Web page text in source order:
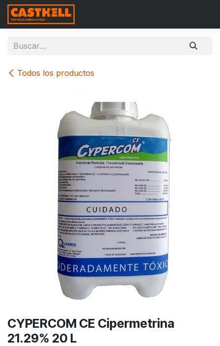
Ir al contenido
Todos los productos
CYPERCOM CE Cipermetrina
21.29% 20 L